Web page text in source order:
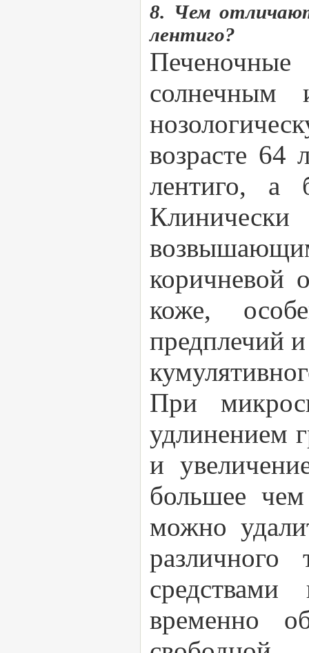
8. Чем
лентиго?
солнечным
возрасте 64
лентиго, а
коричневой
коже,
предплечий
При
удлинением
и
большее
можно
временно